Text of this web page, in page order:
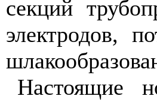
секций
электродов,
Настоящие